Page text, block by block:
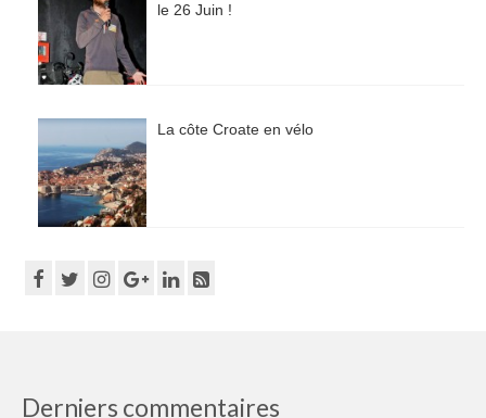
le 26 Juin !
La côte Croate en vélo
Derniers commentaires